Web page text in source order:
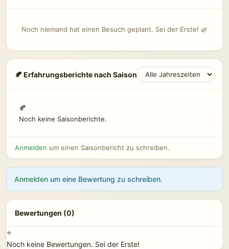
Noch niemand hat einen Besuch geplant. Sei der Erste! 🌿
🍂 Erfahrungsberichte nach Saison
🍂
Noch keine Saisonberichte.
Anmelden um einen Saisonbericht zu schreiben.
Anmelden um eine Bewertung zu schreiben.
Bewertungen (0)
⭐
Noch keine Bewertungen. Sei der Erste!